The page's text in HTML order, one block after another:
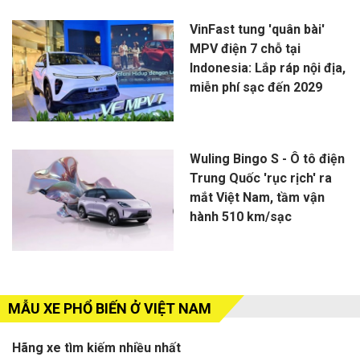
VinFast tung 'quân bài'
MPV điện 7 chỗ tại
Indonesia: Lắp ráp nội địa,
miễn phí sạc đến 2029
Wuling Bingo S - Ô tô điện
Trung Quốc 'rục rịch' ra
mắt Việt Nam, tầm vận
hành 510 km/sạc
MẪU XE PHỔ BIẾN Ở VIỆT NAM
Hãng xe tìm kiếm nhiều nhất